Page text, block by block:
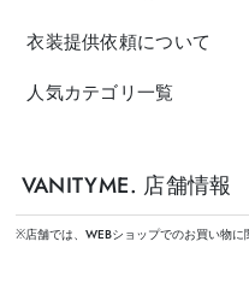
衣装提供依頼について
人気カテゴリ一覧
VANITYME. 店舗情報
※店舗では、WEBショップでのお買い物に